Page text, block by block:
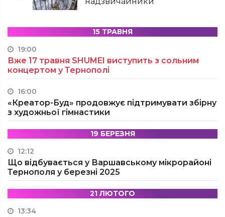
15 ТРАВНЯ
19:00
Вже 17 травня SHUMEI виступить з сольним
концертом у Тернополі
16:00
«Креатор-Буд» продовжує підтримувати збірну
з художньої гімнастики
19 БЕРЕЗНЯ
12:12
Що відбувається у Варшавському мікрорайоні
Тернополя у березні 2025
21 ЛЮТОГО
13:34